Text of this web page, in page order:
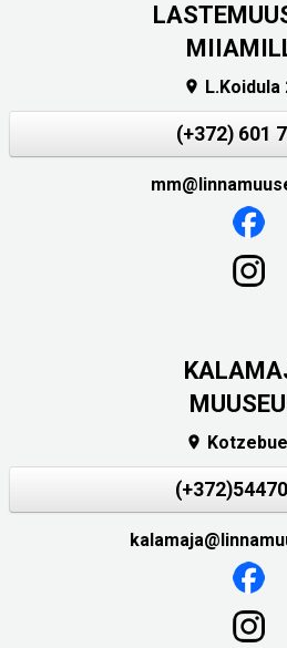
 L.Koidula
(+372) 601
